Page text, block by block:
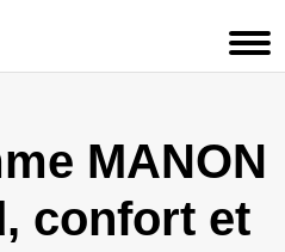
MANON
confort et